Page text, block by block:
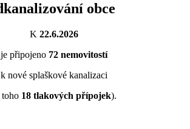
obce
K 22.6.2026
je připojeno 72 nemovitostí
k nové splaškové kanalizaci
toho 18tlakových přípojek).